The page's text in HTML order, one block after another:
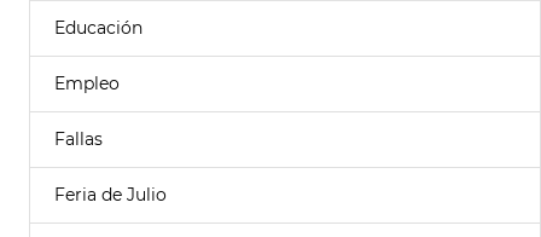
Educación
Empleo
Fallas
Feria de Julio